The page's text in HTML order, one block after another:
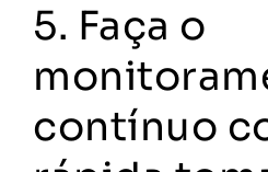
5. Faça o
contínuo